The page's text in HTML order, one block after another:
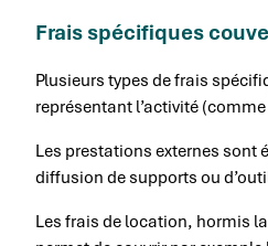
Frais spécifiques
Plusieurs types de frais
représentant l’activité
Les prestations externes sont
diffusion de supports ou
Les frais de location, hormis